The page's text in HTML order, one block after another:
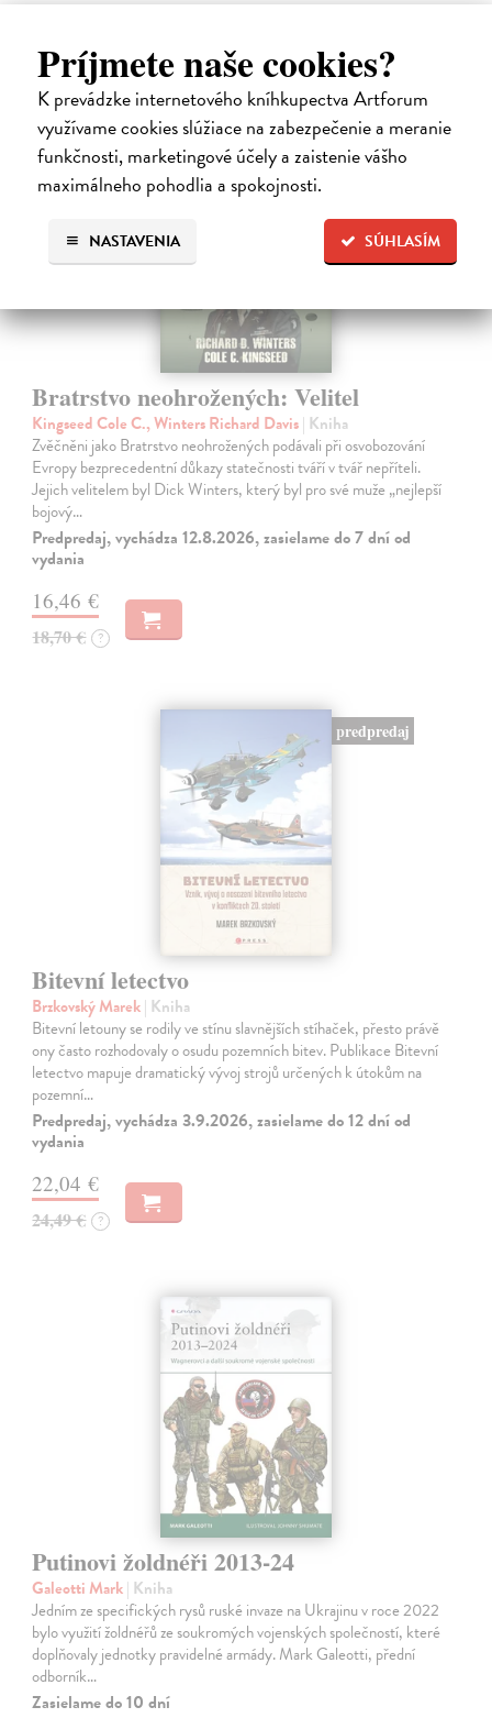
Príjmete naše cookies?
K prevádzke internetového kníhkupectva Artforum
využívame cookies slúžiace na zabezpečenie a meranie
funkčnosti, marketingové účely a zaistenie vášho
maximálneho pohodlia a spokojnosti.
SÚHLASÍM
NASTAVENIA
predpredaj
Bratrstvo neohrožených: Velitel
Kingseed Cole C., Winters Richard Davis| Kniha
Zvěčněni jako Bratrstvo neohrožených podávali při osvobozování
Evropy bezprecedentní důkazy statečnosti tváří v tvář nepříteli.
Jejich velitelem byl Dick Winters, který byl pro své muže „nejlepší
bojový…
Predpredaj, vychádza 12.8.2026, zasielame do 7 dní od
vydania
16,46 €
18,70 € ?
predpredaj
Bitevní letectvo
Brzkovský Marek| Kniha
Bitevní letouny se rodily ve stínu slavnějších stíhaček, přesto právě
ony často rozhodovaly o osudu pozemních bitev. Publikace Bitevní
letectvo mapuje dramatický vývoj strojů určených k útokům na
pozemní…
Predpredaj, vychádza 3.9.2026, zasielame do 12 dní od
vydania
22,04 €
24,49 € ?
Putinovi žoldnéři 2013-24
Galeotti Mark| Kniha
Jedním ze specifických rysů ruské invaze na Ukrajinu v roce 2022
bylo využití žoldnéřů ze soukromých vojenských společností, které
doplňovaly jednotky pravidelné armády. Mark Galeotti, přední
odborník…
Zasielame do 10 dní